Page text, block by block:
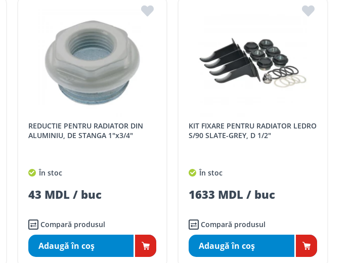
REDUCTIE PENTRU RADIATOR DIN
ALUMINIU, DE STANGA 1"x3/4"
În stoc
43 MDL / buc
Compară produsul
Adaugă în coş
KIT FIXARE PENTRU RADIATOR LEDRO
S/90 SLATE-GREY, D 1/2"
În stoc
1633 MDL / buc
Compară produsul
Adaugă în coş